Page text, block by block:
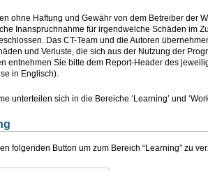
ohne Haftung und Gewähr von dem Betreiber der
Inanspruchnahme für irgendwelche Schäden im
Das CT-Team und die Autoren
und Verluste, die sich aus der Nutzung der
entnehmen Sie bitte dem Report-Header des
in Englisch).
unterteilen sich in die Bereiche ‘Learning’ und
folgenden Button um zum Bereich “Learning” zu